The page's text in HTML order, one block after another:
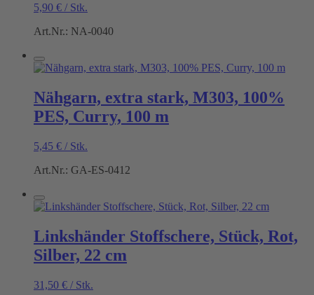
5,90 € / Stk.
Art.Nr.: NA-0040
Nähgarn, extra stark, M303, 100%
PES, Curry, 100 m
5,45 € / Stk.
Art.Nr.: GA-ES-0412
Linkshänder Stoffschere, Stück, Rot,
Silber, 22 cm
31,50 € / Stk.